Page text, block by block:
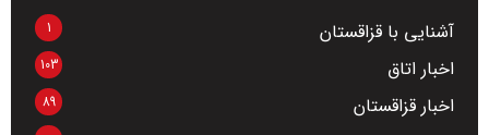
آشنایی با قزاقستان 1
اخبار اتاق 103
اخبار قزاقستان 89